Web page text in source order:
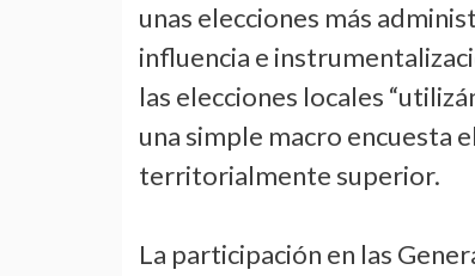
unas elecciones más
influencia e
las elecciones locales
una simple macro encuesta
territorialmente superior.
La participación en las